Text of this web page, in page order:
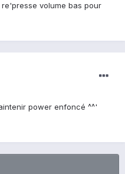
volume bas pour
power enfoncé ^^'